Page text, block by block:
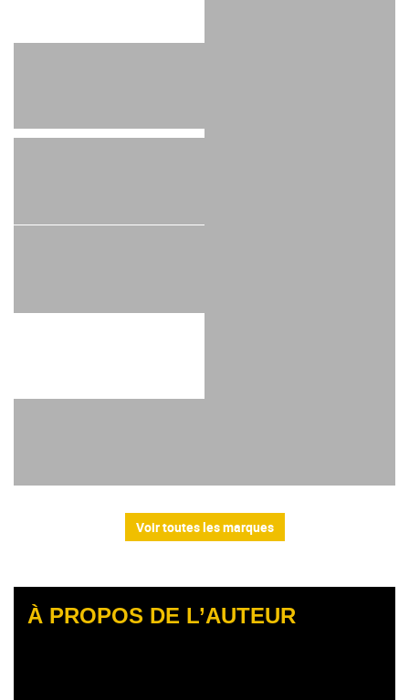
Voir toutes les marques
À PROPOS DE L’AUTEUR